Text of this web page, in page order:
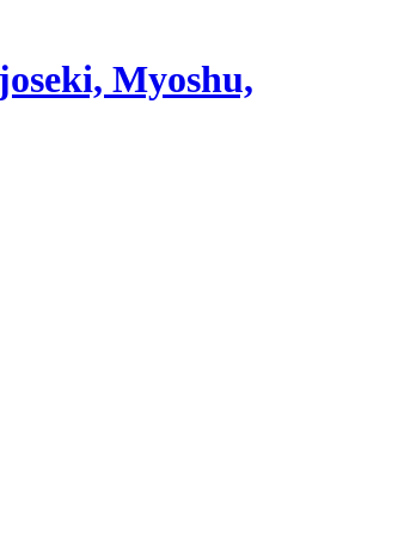
Myoshu,